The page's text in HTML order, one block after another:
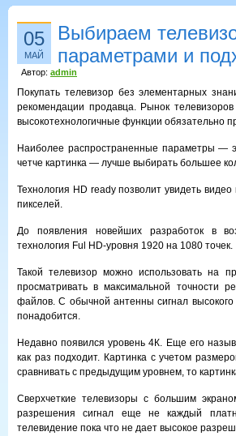
05
МАЙ
Выбираем
параметрами и
Автор: admin
Покупать телевизор без элементарных
рекомендации продавца. Рынок
высокотехнологичные функции обязательно
Наиболее распространенные параметры —
четче картинка — лучше выбирать большее
Технология HD ready позволит увидеть
пикселей.
До появления новейших разработок в
технология Ful HD-уровня 1920 на 1080 точек.
Такой телевизор можно использовать на
просматривать в максимальной точности
файлов. С обычной антенны сигнал высокого
понадобится.
Недавно появился уровень 4К. Еще его
как раз подходит. Картинка с учетом
сравнивать с предыдущим уровнем, то
Сверхчеткие телевизоры с большим
разрешения сигнал еще не каждый
телевидение пока что не дает высокое